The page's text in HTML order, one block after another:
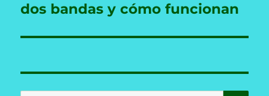
siguiente:
dos bandas y cómo funcionan